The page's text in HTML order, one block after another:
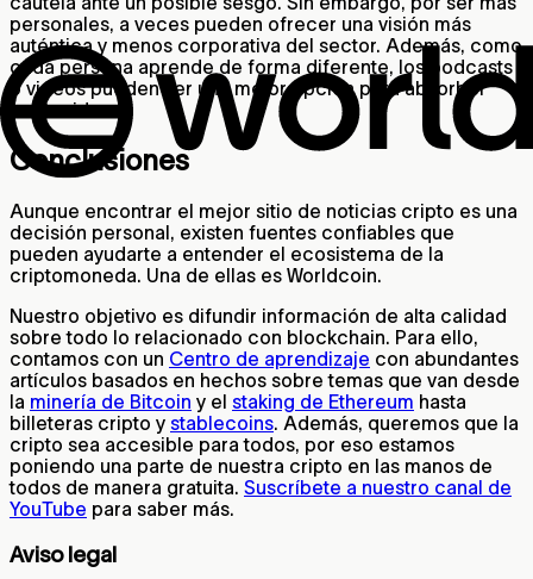
personales, a veces pueden ofrecer una visión más
auténtica y menos corporativa del sector. Además, como
cada persona aprende de forma diferente, los podcasts
o videos pueden ser una mejor opción para absorber
contenidos.
Conclusiones
Aunque encontrar el mejor sitio de noticias cripto es una
decisión personal, existen fuentes confiables que
pueden ayudarte a entender el ecosistema de la
criptomoneda. Una de ellas es Worldcoin.
Nuestro objetivo es difundir información de alta calidad
sobre todo lo relacionado con blockchain. Para ello,
contamos con un Centro de aprendizaje con abundantes
artículos basados en hechos sobre temas que van desde
la minería de Bitcoin y el staking de Ethereum hasta
billeteras cripto y stablecoins. Además, queremos que la
cripto sea accesible para todos, por eso estamos
poniendo una parte de nuestra cripto en las manos de
todos de manera gratuita. Suscríbete a nuestro canal de
YouTube para saber más.
Aviso legal